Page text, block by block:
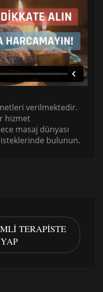
verilmektedir.
hizmet
masaj dünyası
bulunun.
TERAPISTE